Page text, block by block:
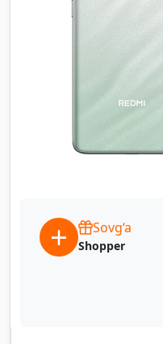
Sovg‘a
Shopper